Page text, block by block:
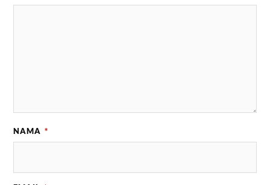
NAMA *